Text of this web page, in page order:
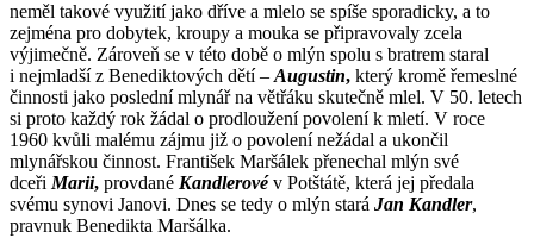
neměl takové využití jako dříve a mlelo se spíše sporadicky, a to
zejména pro dobytek, kroupy a mouka se připravovaly zcela
výjimečně. Zároveň se v této době o mlýn spolu s bratrem staral
i nejmladší z Benediktových dětí – Augustin, který kromě řemeslné
činnosti jako poslední mlynář na větřáku skutečně mlel. V 50. letech
si proto každý rok žádal o prodloužení povolení k mletí. V roce
1960 kvůli malému zájmu již o povolení nežádal a ukončil
mlynářskou činnost. František Maršálek přenechal mlýn své
dceři Marii, provdané Kandlerovév Potštátě, která jej předala
svému synovi Janovi. Dnes se tedy o mlýn stará Jan Kandler,
pravnuk Benedikta Maršálka.